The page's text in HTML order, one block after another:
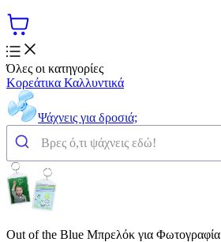
Όλες οι κατηγορίες
Κορεάτικα Καλλυντικά
Ψάχνεις για δροσιά;
Out of the Blue Μπρελόκ για Φωτογραφία